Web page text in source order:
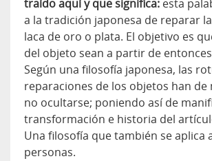
traído aquí y que significa: esta
a la tradición japonesa de reparar
laca de oro o plata. El objetivo es
del objeto sean a partir de
Según una filosofía japonesa, las
reparaciones de los objetos han de
no ocultarse; poniendo así de
transformación e historia del
Una filosofía que también se aplica
personas.